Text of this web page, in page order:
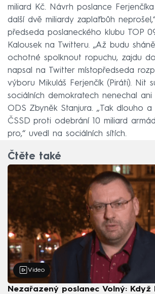
miliard Kč. Návrh poslance
další dvě miliardy zaplaťbůh
předseda poslaneckého klubu TOP
Kalousek na Twitteru. „Až budu
ochotné spolknout ropuchu, zajdu do
napsal na Twitter místopředseda
výboru Mikuláš Ferjenčík (Piráti). Nit
sociálních demokratech nenechal
ODS Zbyněk Stanjura. „Tak dlouho
ČSSD proti odebrání 10 miliard
pro,“ uvedl na sociálních sítích.
Čtěte také
Video
Nezařazený poslanec Volný: Když